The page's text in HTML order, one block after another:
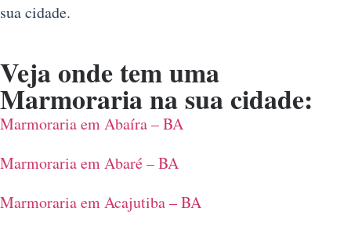
sua cidade.
Veja onde tem uma
Marmoraria na sua cidade:
Marmoraria em Abaíra – BA
Marmoraria em Abaré – BA
Marmoraria em Acajutiba – BA